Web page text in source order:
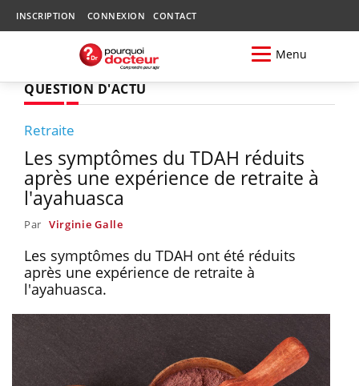
INSCRIPTION CONNEXION CONTACT
Menu
QUESTION D'ACTU
Retraite
Les symptômes du TDAH réduits
après une expérience de retraite à
l'ayahuasca
Par Virginie Galle
Les symptômes du TDAH ont été réduits
après une expérience de retraite à
l'ayahuasca.